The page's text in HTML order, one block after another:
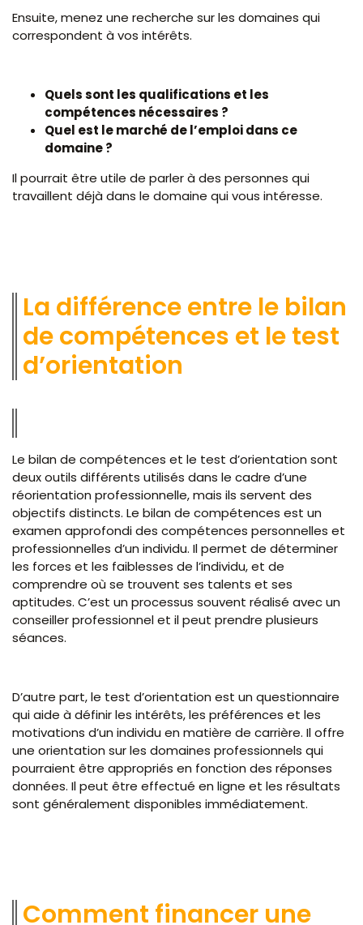
Ensuite, menez une recherche sur les domaines qui
correspondent à vos intérêts.
Quels sont les qualifications et les
compétences nécessaires ?
Quel est le marché de l’emploi dans ce
domaine ?
Il pourrait être utile de parler à des personnes qui
travaillent déjà dans le domaine qui vous intéresse.
La différence entre le bilan
de compétences et le test
d’orientation
Le bilan de compétences et le test d’orientation sont
deux outils différents utilisés dans le cadre d’une
réorientation professionnelle, mais ils servent des
objectifs distincts. Le bilan de compétences est un
examen approfondi des compétences personnelles et
professionnelles d’un individu. Il permet de déterminer
les forces et les faiblesses de l’individu, et de
comprendre où se trouvent ses talents et ses
aptitudes. C’est un processus souvent réalisé avec un
conseiller professionnel et il peut prendre plusieurs
séances.
D’autre part, le test d’orientation est un questionnaire
qui aide à définir les intérêts, les préférences et les
motivations d’un individu en matière de carrière. Il offre
une orientation sur les domaines professionnels qui
pourraient être appropriés en fonction des réponses
données. Il peut être effectué en ligne et les résultats
sont généralement disponibles immédiatement.
Comment financer une